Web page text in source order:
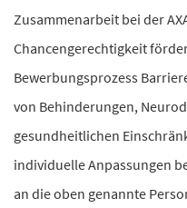
Zusammenarbeit bei der
Chancengerechtigkeit
Bewerbungsprozess
von Behinderungen,
gesundheitlichen
individuelle Anpassungen
an die oben genannte